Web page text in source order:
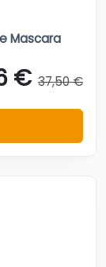
Mascara
€ 37,50 €